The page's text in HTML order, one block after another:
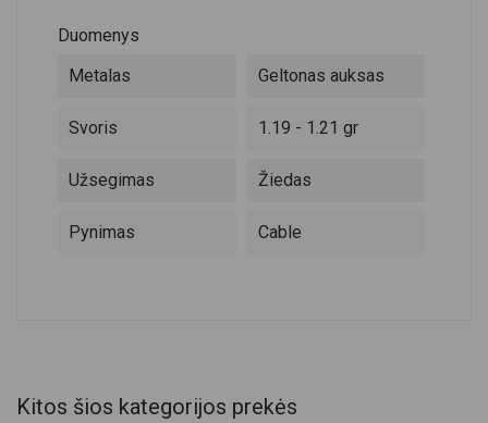
Duomenys
Metalas
Geltonas auksas
Svoris 1.19 - 1.21 gr
Užsegimas Žiedas
Pynimas Cable
Kitos šios kategorijos prekės